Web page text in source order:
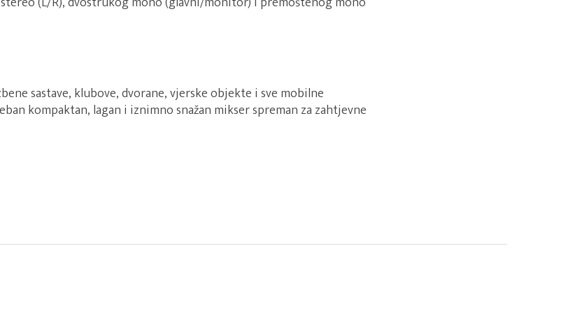
sastave, klubove, dvorane, vjerske objekte i sve mobilne
kompaktan, lagan i iznimno snažan mikser spreman za zahtjevne